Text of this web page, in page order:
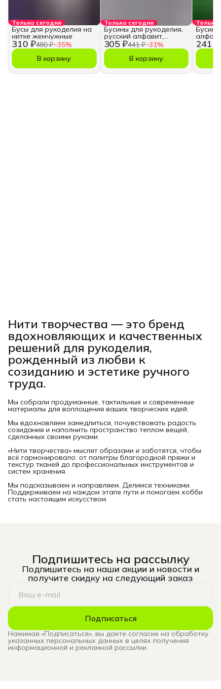
Только сегодня
310 ₽480 ₽−35%
Бусы для рукоделия на
нитке жемчужные
В корзину
Только сегодня
305 ₽441 ₽−31%
Бусины для рукоделия,
русский алфавит,
кубики
В корзину
Только
241 ₽
Нити творчества — это бренд
вдохновляющих и качественных
решений для рукоделия,
рожденный из любви к
созиданию и эстетике ручного
труда.
Мы собрали продуманные, тактильные и современные
материалы для воплощения ваших творческих идей.
Мы вдохновляем замедлиться, почувствовать радость
созидания и наполнить пространство теплом вещей,
сделанных своими руками.
«Нити творчества» мыслят образами и заботятся, чтобы
всё гармонировало: от палитры благородной пряжи и
текстур тканей до профессиональных инструментов и
систем хранения.
Мы подсказываем и направляем. Делимся техниками.
Поддерживаем на каждом этапе пути и помогаем хобби
стать настоящим искусством.
Подпишитесь на рассылку
Подпишитесь на наши акции и новости и
получите скидку на следующий заказ
Подписаться
Нажимая «Подписаться», вы даете согласие на обработку
указанных персональных данных в целях получения
информационной и рекламной рассылки